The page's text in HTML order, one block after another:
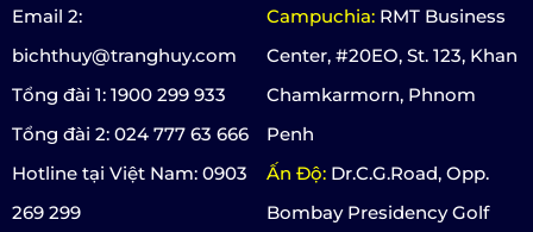
Email 2:
bichthuy@tranghuy.com
Tổng đài 1: 1900 299 933
Tổng đài 2: 024 777 63 666
Hotline tại Việt Nam: 0903
269 299
Campuchia: RMT Business
Center, #20EO, St. 123, Khan
Chamkarmorn, Phnom
Penh
Ấn Độ: Dr.C.G.Road, Opp.
Bombay Presidency Golf